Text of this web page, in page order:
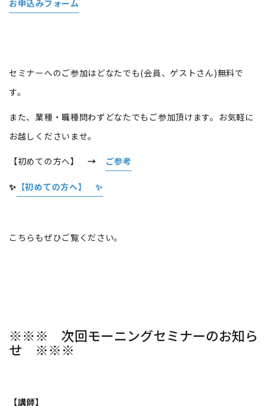
お申込みフォーム
セミナーへのご参加はどなたでも(会員、ゲストさん)​無料で
す。
また、業種・職種問わずどなたでもご参加頂けます。お気軽に
お越しくださいませ。
【初めての方へ】→ ご参考
✨ 【初めての方へ】 ✨
こちらもぜひご覧ください。
※※※ 次回モーニングセミナーのお知ら
せ ※※※
【講師】